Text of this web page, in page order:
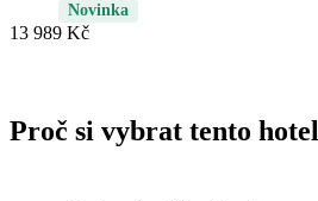
Novinka
13 989 Kč
Proč si vybrat tento hotel